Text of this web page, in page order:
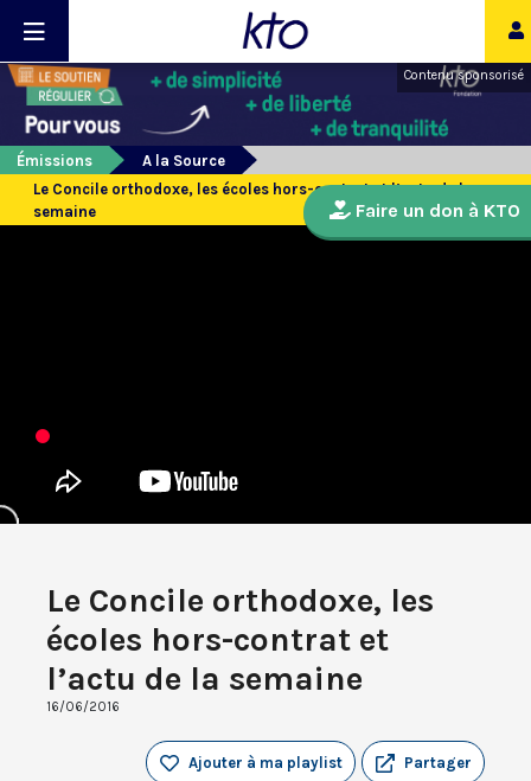
Contenu sponsorisé
Émissions
A la Source
Le Concile orthodoxe, les écoles hors-contrat et l’actu de la
semaine
Le Concile orthodoxe, les
écoles hors-contrat et
l’actu de la semaine
16/06/2016
Partager
Ajouter à ma playlist
Faire un don à KTO